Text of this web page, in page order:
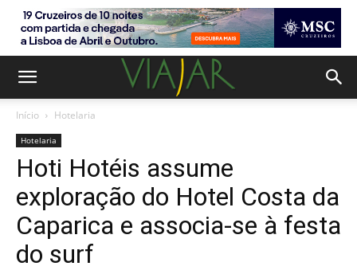
Início Hotelaria
Hotelaria
Hoti Hotéis assume
exploração do Hotel Costa da
Caparica e associa-se à festa
do surf